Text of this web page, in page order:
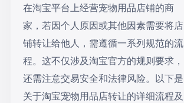
在淘宝平台上经营宠物用品店铺的商
家，若因个人原因或其他因素需要将店
铺转让给他人，需遵循一系列规范的流
程。这不仅涉及淘宝官方的规则要求，
还需注意交易安全和法律风险。以下是
关于淘宝宠物用品店转让的详细流程及